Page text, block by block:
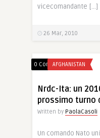
vicecomandante […]
26 Mar, 2010
0 CommentsAFGHANISTAN
Nrdc-Ita: un
prossimo turno
Written by PaolaCasoli
Un comando Nato